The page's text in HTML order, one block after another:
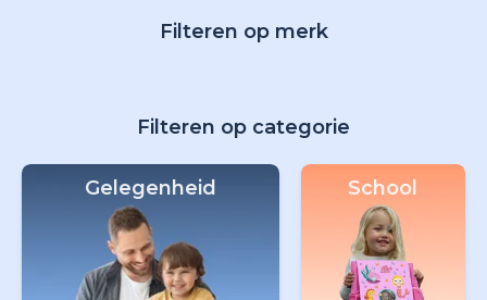
Filteren op merk
Filteren op categorie
Gelegenheid School